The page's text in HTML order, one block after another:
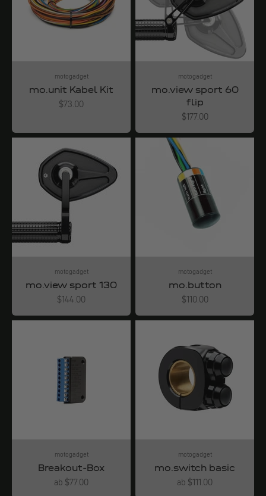
motogadget
mo.unit Kabel Kit
Angebot
$73.00
motogadget
mo.view sport 60
flip
Angebot
$177.00
motogadget
mo.view sport 130
Angebot
$144.00
motogadget
mo.button
Angebot
$110.00
motogadget
Breakout-Box
Angebot
ab $77.00
motogadget
mo.switch basic
Angebot
ab $111.00